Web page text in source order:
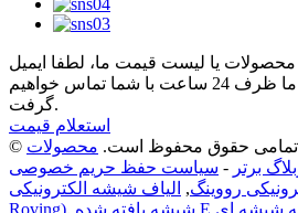
یا لیست قیمت ما، لطفا ایمیل
خود را برای ما بگذارید و ما ظرف 24 ساعت با شما تماس خواهیم
گرفت.
استعلام قیمت
محصولات
برتر - سیاست حفظ حریم خصوصی
رووینگ, الیاف شیشه الکترونیکی (E-Glass Fiber
Roving),
شیشه ای